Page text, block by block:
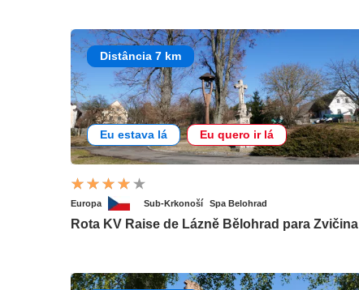
Distância 7 km
Eu estava lá Eu quero ir lá
Europa Sub-Krkonoší Spa Belohrad
Rota KV Raise de Lázně Bělohrad para Zvičina